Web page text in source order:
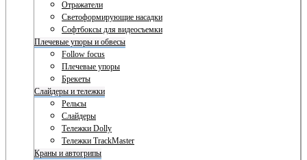
Отражатели
Светоформирующие насадки
Софтбоксы для видеосъемки
Плечевые упоры и обвесы
Follow focus
Плечевые упоры
Брекеты
Слайдеры и тележки
Рельсы
Слайдеры
Тележки Dolly
Тележки TrackMaster
Краны и автогрипы